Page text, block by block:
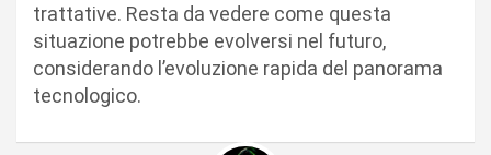
trattative. Resta da vedere come questa
situazione potrebbe evolversi nel futuro,
considerando l’evoluzione rapida del panorama
tecnologico.